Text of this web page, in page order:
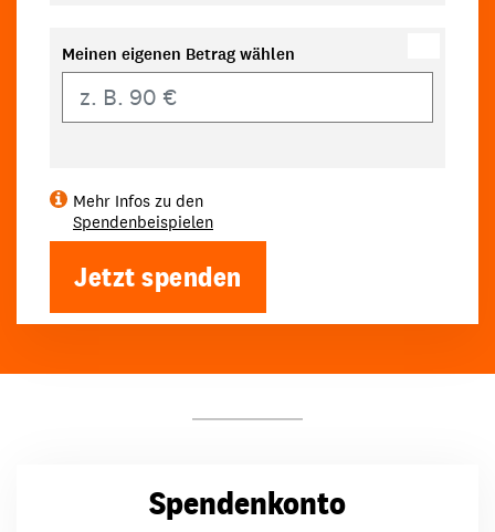
Meinen eigenen Betrag wählen
Mehr Infos zu den
Spendenbeispielen
Jetzt spenden
Spendenkonto